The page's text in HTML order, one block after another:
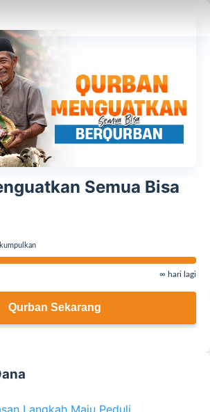
Semua Bisa
∞ hari lagi
Qurban Sekarang
Langkah Maju Peduli